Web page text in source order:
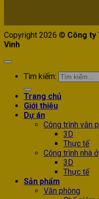
Copyright 2026 © Công ty
Vinh
Tìm kiếm:
Trang chủ
Giới thiệu
Dự án
Công trình văn
3D
Thực tế
Công trình nhà ở
3D
Thực tế
Sản phẩm
Văn phòng